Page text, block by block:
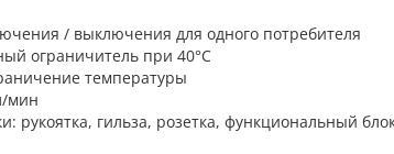
/ выключения для одного потребителя
ограничитель при 40°C
температуры
мин
рукоятка, гильза, розетка, функциональный